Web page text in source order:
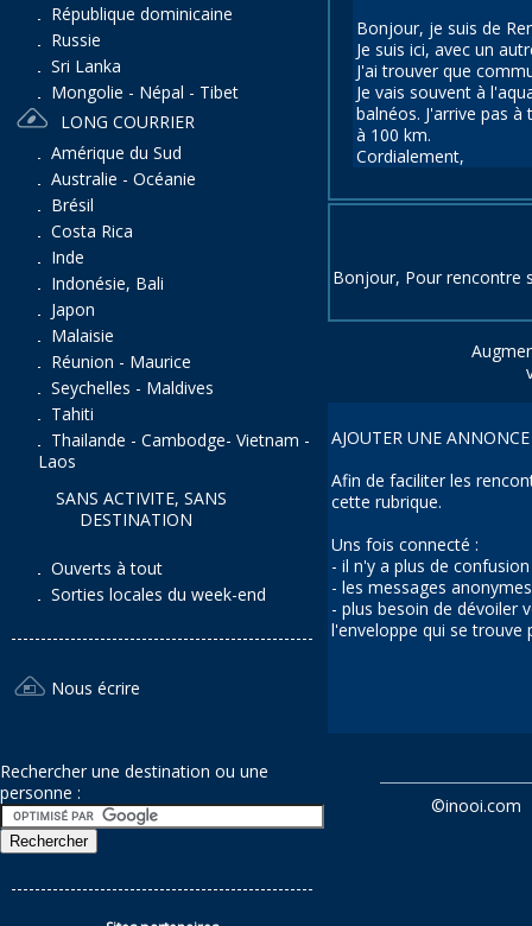
République dominicaine
Russie
Sri Lanka
Mongolie - Népal - Tibet
LONG COURRIER
Amérique du Sud
Australie - Océanie
Brésil
Costa Rica
Inde
Indonésie, Bali
Japon
Malaisie
Réunion - Maurice
Seychelles - Maldives
Tahiti
Thailande - Cambodge- Vietnam -
Laos
SANS ACTIVITE, SANS
DESTINATION
Ouverts à tout
Sorties locales du week-end
Nous écrire
Rechercher une destination ou une
personne :
Bonjour, je suis de
Je suis ici, avec un
J'ai trouver que
Je vais souvent à
balnéos. J'arrive pas
à 100 km.
Cordialement,
Bonjour, Pour rencontre
AJOUTER UNE ANNONCE
Afin de faciliter les
cette rubrique.
Uns fois connecté :
- il n'y a plus de
- les messages
- plus besoin de dévoiler
l'enveloppe qui se trouve
©inooi.com